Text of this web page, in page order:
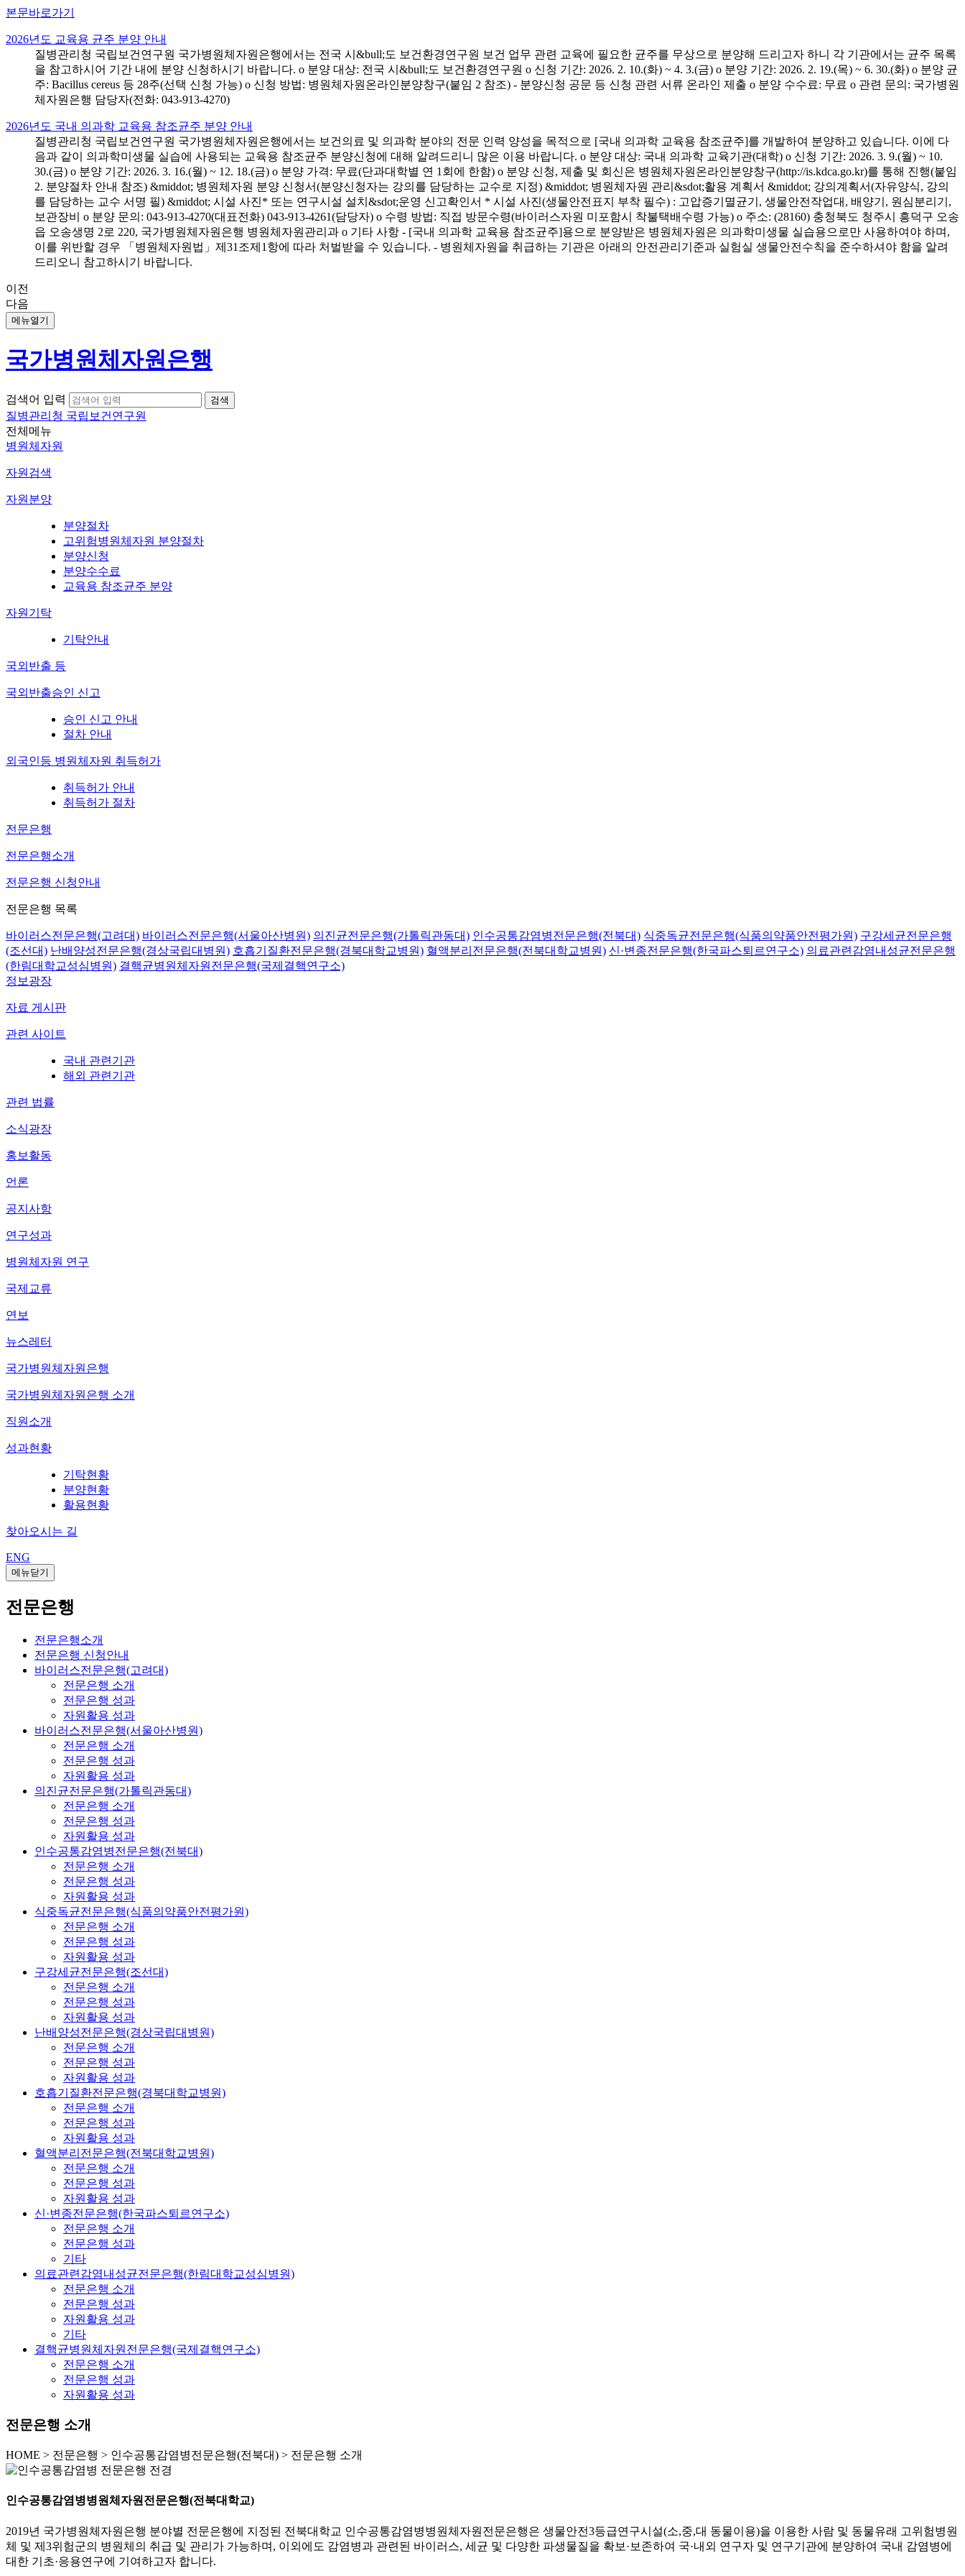
본문바로가기
2026년도 교육용 균주 분양 안내
질병관리청 국립보건연구원 국가병원체자원은행에서는 전국 시&bull;도 보건환경연구원 보건 업무 관련 교육에 필요한 균주를 무상으로 분양해 드리고자 하니 각 기관에서는 균주 목록
을 참고하시어 기간 내에 분양 신청하시기 바랍니다. o 분양 대상: 전국 시&bull;도 보건환경연구원 o 신청 기간: 2026. 2. 10.(화) ~ 4. 3.(금) o 분양 기간: 2026. 2. 19.(목) ~ 6. 30.(화) o 분양 균
주: Bacillus cereus 등 28주(선택 신청 가능) o 신청 방법: 병원체자원온라인분양창구(붙임 2 참조) - 분양신청 공문 등 신청 관련 서류 온라인 제출 o 분양 수수료: 무료 o 관련 문의: 국가병원
체자원은행 담당자(전화: 043-913-4270)
2026년도 국내 의과학 교육용 참조균주 분양 안내
질병관리청 국립보건연구원 국가병원체자원은행에서는 보건의료 및 의과학 분야의 전문 인력 양성을 목적으로 [국내 의과학 교육용 참조균주]를 개발하여 분양하고 있습니다. 이에 다
음과 같이 의과학미생물 실습에 사용되는 교육용 참조균주 분양신청에 대해 알려드리니 많은 이용 바랍니다. o 분양 대상: 국내 의과학 교육기관(대학) o 신청 기간: 2026. 3. 9.(월) ~ 10.
30.(금) o 분양 기간: 2026. 3. 16.(월) ~ 12. 18.(금) o 분양 가격: 무료(단과대학별 연 1회에 한함) o 분양 신청, 제출 및 회신은 병원체자원온라인분양창구(http://is.kdca.go.kr)를 통해 진행(붙임
2. 분양절차 안내 참조) &middot; 병원체자원 분양 신청서(분양신청자는 강의를 담당하는 교수로 지정) &middot; 병원체자원 관리&sdot;활용 계획서 &middot; 강의계획서(자유양식, 강의
를 담당하는 교수 서명 필) &middot; 시설 사진* 또는 연구시설 설치&sdot;운영 신고확인서 * 시설 사진(생물안전표지 부착 필수) : 고압증기멸균기, 생물안전작업대, 배양기, 원심분리기,
보관장비 o 분양 문의: 043-913-4270(대표전화) 043-913-4261(담당자) o 수령 방법: 직접 방문수령(바이러스자원 미포함시 착불택배수령 가능) o 주소: (28160) 충청북도 청주시 흥덕구 오송
읍 오송생명 2로 220, 국가병원체자원은행 병원체자원관리과 o 기타 사항 - [국내 의과학 교육용 참조균주]용으로 분양받은 병원체자원은 의과학미생물 실습용으로만 사용하여야 하며,
이를 위반할 경우 「병원체자원법」제31조제1항에 따라 처벌받을 수 있습니다. - 병원체자원을 취급하는 기관은 아래의 안전관리기준과 실험실 생물안전수칙을 준수하셔야 함을 알려
드리오니 참고하시기 바랍니다.
이전
다음
메뉴열기
국가병원체자원은행
검색어 입력
질병관리청 국립보건연구원
전체메뉴
병원체자원
자원검색
자원분양
분양절차
고위험병원체자원 분양절차
분양신청
분양수수료
교육용 참조균주 분양
자원기탁
기탁안내
국외반출 등
국외반출승인 신고
승인 신고 안내
절차 안내
외국인등 병원체자원 취득허가
취득허가 안내
취득허가 절차
전문은행
전문은행소개
전문은행 신청안내
전문은행 목록
바이러스전문은행(고려대) 바이러스전문은행(서울아산병원) 의진균전문은행(가톨릭관동대) 인수공통감염병전문은행(전북대) 식중독균전문은행(식품의약품안전평가원) 구강세균전문은행
(조선대) 난배양성전문은행(경상국립대병원) 호흡기질환전문은행(경북대학교병원) 혈액분리전문은행(전북대학교병원) 신·변종전문은행(한국파스퇴르연구소) 의료관련감염내성균전문은행
(한림대학교성심병원) 결핵균병원체자원전문은행(국제결핵연구소)
정보광장
자료 게시판
관련 사이트
국내 관련기관
해외 관련기관
관련 법률
소식광장
홍보활동
언론
공지사항
연구성과
병원체자원 연구
국제교류
연보
뉴스레터
국가병원체자원은행
국가병원체자원은행 소개
직원소개
성과현황
기탁현황
분양현황
활용현황
찾아오시는 길
ENG
메뉴닫기
전문은행
전문은행소개
전문은행 신청안내
바이러스전문은행(고려대)
전문은행 소개
전문은행 성과
자원활용 성과
바이러스전문은행(서울아산병원)
전문은행 소개
전문은행 성과
자원활용 성과
의진균전문은행(가톨릭관동대)
전문은행 소개
전문은행 성과
자원활용 성과
인수공통감염병전문은행(전북대)
전문은행 소개
전문은행 성과
자원활용 성과
식중독균전문은행(식품의약품안전평가원)
전문은행 소개
전문은행 성과
자원활용 성과
구강세균전문은행(조선대)
전문은행 소개
전문은행 성과
자원활용 성과
난배양성전문은행(경상국립대병원)
전문은행 소개
전문은행 성과
자원활용 성과
호흡기질환전문은행(경북대학교병원)
전문은행 소개
전문은행 성과
자원활용 성과
혈액분리전문은행(전북대학교병원)
전문은행 소개
전문은행 성과
자원활용 성과
신·변종전문은행(한국파스퇴르연구소)
전문은행 소개
전문은행 성과
기타
의료관련감염내성균전문은행(한림대학교성심병원)
전문은행 소개
전문은행 성과
자원활용 성과
기타
결핵균병원체자원전문은행(국제결핵연구소)
전문은행 소개
전문은행 성과
자원활용 성과
전문은행 소개
HOME > 전문은행 > 인수공통감염병전문은행(전북대) > 전문은행 소개
인수공통감염병병원체자원전문은행(전북대학교)
2019년 국가병원체자원은행 분야별 전문은행에 지정된 전북대학교 인수공통감염병병원체자원전문은행은 생물안전3등급연구시설(소,중,대 동물이용)을 이용한 사람 및 동물유래 고위험병원
체 및 제3위험군의 병원체의 취급 및 관리가 가능하며, 이외에도 감염병과 관련된 바이러스, 세균 및 다양한 파생물질을 확보·보존하여 국·내외 연구자 및 연구기관에 분양하여 국내 감염병에
대한 기초·응용연구에 기여하고자 합니다.